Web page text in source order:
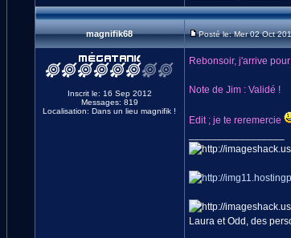
magnifik68 Posté le: Mer 02 Oct
Inscrit le: 16 Sep 2012
Messages: 819
Localisation: Dans un lieu magnifik !
Rebonsoir, j'arrive
Note de Jim : Validé !
Edit ; je te reremercie
Laura et Odd, des